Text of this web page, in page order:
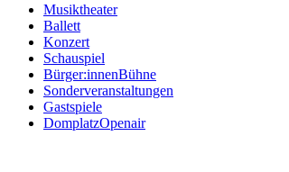
Musiktheater
Ballett
Konzert
Schauspiel
Bürger:innenBühne
Sonderveranstaltungen
Gastspiele
DomplatzOpenair